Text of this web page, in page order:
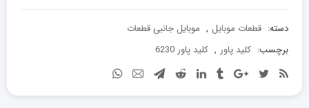
دسته: قطعات موبایل , موبایل جانبی قطعات
برچسب: کلید پاور , کلید پاور 6230